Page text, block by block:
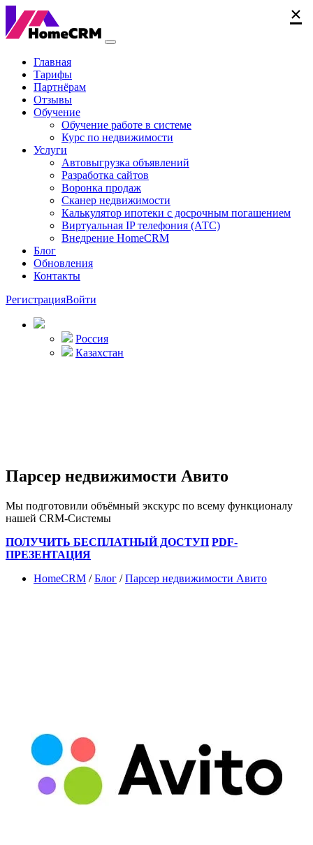
Главная
Тарифы
Партнёрам
Отзывы
Обучение
Обучение работе в системе
Курс по недвижимости
Услуги
Автовыгрузка объявлений
Разработка сайтов
Воронка продаж
Сканер недвижимости
Калькулятор ипотеки с досрочным погашением
Виртуальная IP телефония (АТС)
Внедрение HomeCRM
Блог
Обновления
Контакты
РегистрацияВойти
Россия
Казахстан
Парсер недвижимости Авито
Мы подготовили объёмный экскурс по всему функционалу
нашей CRM-Системы
ПОЛУЧИТЬ БЕСПЛАТНЫЙ ДОСТУП PDF-
ПРЕЗЕНТАЦИЯ
HomeCRM /Блог /Парсер недвижимости Авито
×
×
×